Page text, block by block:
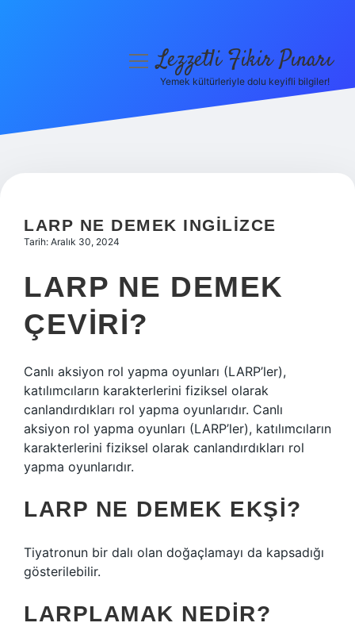
Hakkımızda
menüyüLezzetli Fikir Pınarı
Yemek kültürleriyle dolu keyifli bilgiler!
LARP NE DEMEK INGILIZCE
Tarih: Aralık 30, 2024
LARP NE DEMEK
ÇEVIRI?
Canlı aksiyon rol yapma oyunları (LARP’ler),
katılımcıların karakterlerini fiziksel olarak
canlandırdıkları rol yapma oyunlarıdır. Canlı
aksiyon rol yapma oyunları (LARP’ler), katılımcıların
karakterlerini fiziksel olarak canlandırdıkları rol
yapma oyunlarıdır.
LARP NE DEMEK EKŞI?
Tiyatronun bir dalı olan doğaçlamayı da kapsadığı
gösterilebilir.
LARPLAMAK NEDIR?